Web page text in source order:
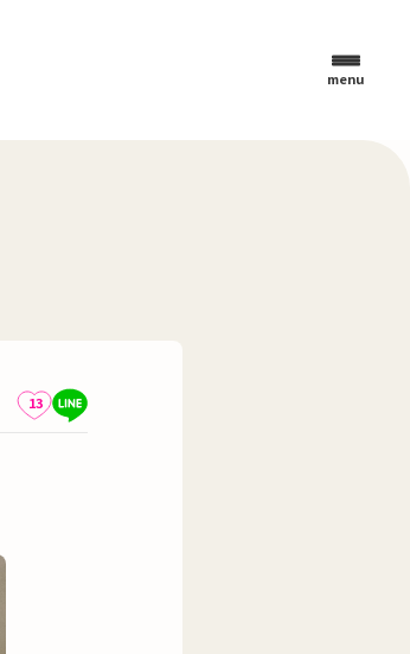
menu
13